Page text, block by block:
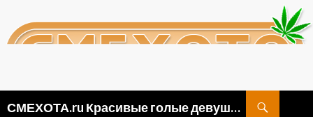
СМЕХОТА.ru Красивые голые девушки, прикольные картинки ню и видео приколы